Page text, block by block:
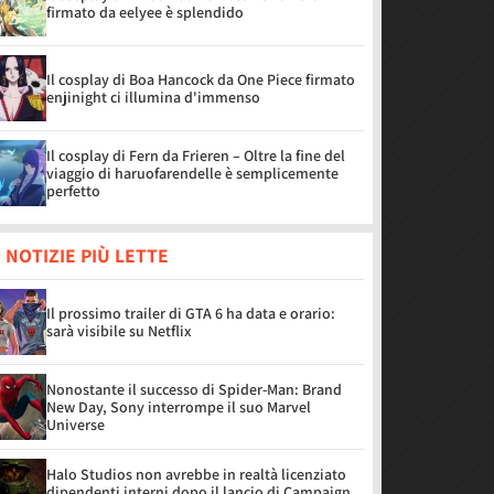
firmato da eelyee è splendido
Il cosplay di Boa Hancock da One Piece firmato
enjinight ci illumina d'immenso
Il cosplay di Fern da Frieren – Oltre la fine del
viaggio di haruofarendelle è semplicemente
perfetto
NOTIZIE PIÙ LETTE
Il prossimo trailer di GTA 6 ha data e orario:
sarà visibile su Netflix
Nonostante il successo di Spider-Man: Brand
New Day, Sony interrompe il suo Marvel
Universe
Halo Studios non avrebbe in realtà licenziato